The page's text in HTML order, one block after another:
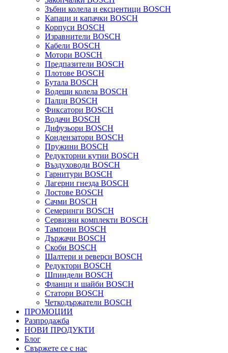
Зъбни колела и ексцентици BOSCH
Капаци и капачки BOSCH
Корпуси BOSCH
Изравнители BOSCH
Кабели BOSCH
Мотори BOSCH
Предпазители BOSCH
Плотове BOSCH
Бутала BOSCH
Водещи колела BOSCH
Палци BOSCH
Фиксатори BOSCH
Водачи BOSCH
Дифузьори BOSCH
Кондензатори BOSCH
Пружини BOSCH
Редукторни кутии BOSCH
Въздуховоди BOSCH
Гарнитури BOSCH
Лагерни гнезда BOSCH
Лостове BOSCH
Сачми BOSCH
Семеринги BOSCH
Сервизни комплекти BOSCH
Тампони BOSCH
Държачи BOSCH
Скоби BOSCH
Шалтери и реверси BOSCH
Редуктори BOSCH
Шпиндели BOSCH
Фланци и шайби BOSCH
Статори BOSCH
Четкодържатели BOSCH
ПРОМОЦИИ
Разпродажба
НОВИ ПРОДУКТИ
Блог
Свържете се с нас